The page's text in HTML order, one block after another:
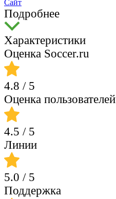
Сайт
Подробнее
Характеристики
Оценка Soccer.ru
4.8 / 5
Оценка пользователей
4.5 / 5
Линии
5.0 / 5
Поддержка